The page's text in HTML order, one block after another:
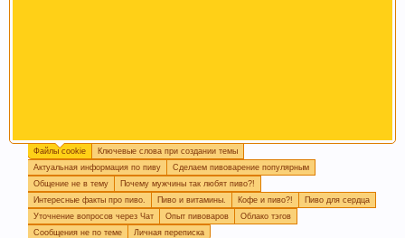
Огромная просьба, при создании новой темы
прописывайте ключевые слова, которые
отражают смысл темы. Это поможет быстро
находить информацию на форуме. Спасибо!
Файлы cookie
Ключевые слова при создании темы
Актуальная информация по пиву
Сделаем пивоварение популярным
Общение не в тему
Почему мужчины так любят пиво?!
Интересные факты про пиво.
Пиво и витамины. Кофе и пиво?!
Пиво для сердца
Уточнение вопросов через Чат
Опыт пивоваров
Облако тэгов
Сообщения не по теме
Личная переписка